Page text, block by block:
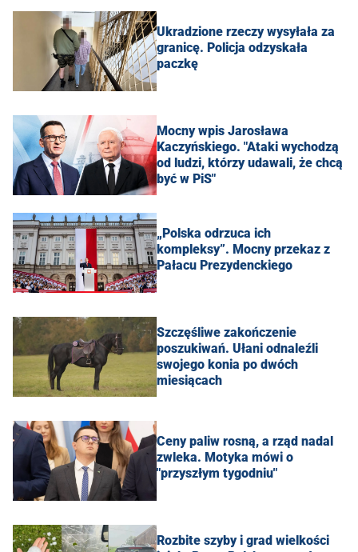
Ukradzione rzeczy wysyłała za
granicę. Policja odzyskała
paczkę
Mocny wpis Jarosława
Kaczyńskiego. "Ataki wychodzą
od ludzi, którzy udawali, że chcą
być w PiS"
„Polska odrzuca ich
kompleksy”. Mocny przekaz z
Pałacu Prezydenckiego
Szczęśliwe zakończenie
poszukiwań. Ułani odnaleźli
swojego konia po dwóch
miesiącach
Ceny paliw rosną, a rząd nadal
zwleka. Motyka mówi o
"przyszłym tygodniu"
Rozbite szyby i grad wielkości